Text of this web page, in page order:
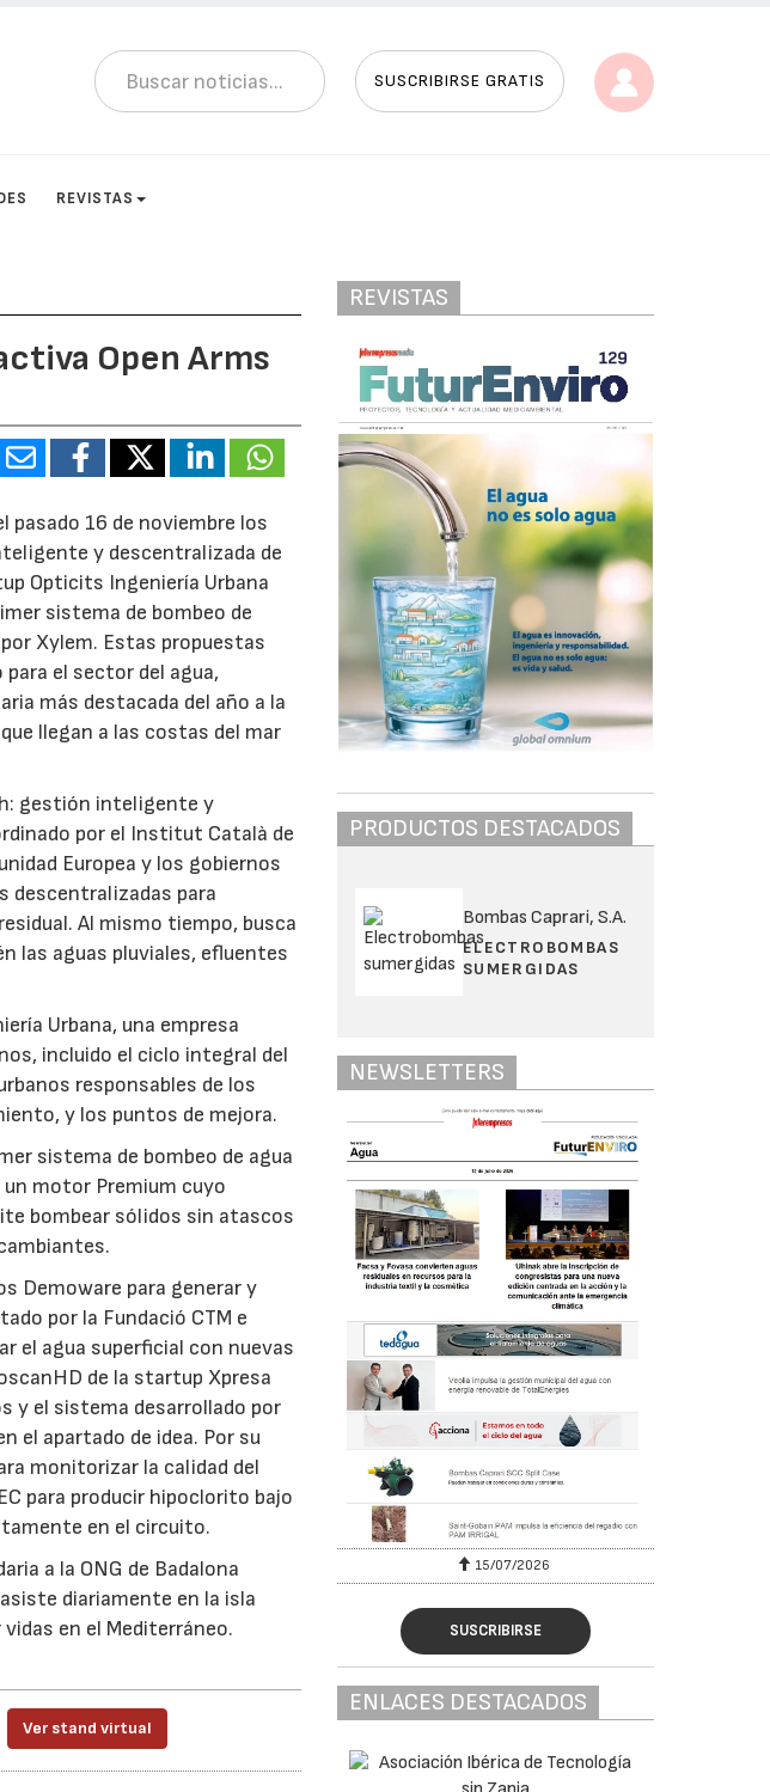
SUSCRIBIRSE GRATIS
REVISTAS
Open Arms
pasado 16 de noviembre los
y descentralizada de
Opticits Ingeniería Urbana
sistema de bombeo de
Xylem. Estas propuestas
el sector del agua,
más destacada del año a la
llegan a las costas del mar
gestión inteligente y
por el Institut Català de
Europea y los gobiernos
descentralizadas para
Al mismo tiempo, busca
las aguas pluviales, efluentes
Urbana, una empresa
incluido el ciclo integral del
responsables de los
y los puntos de mejora.
sistema de bombeo de agua
motor Premium cuyo
bombear sólidos sin atascos
Demoware para generar y
por la Fundació CTM e
el agua superficial con nuevas
de la startup Xpresa
y el sistema desarrollado por
el apartado de idea. Por su
monitorizar la calidad del
para producir hipoclorito bajo
en el circuito.
a la ONG de Badalona
diariamente en la isla
en el Mediterráneo.
Ver stand virtual
REVISTAS
PRODUCTOS DESTACADOS
Bombas Caprari, S.A.
ELECTROBOMBAS
SUMERGIDAS
NEWSLETTERS
29/07/2026 15/07/2026
SUSCRIBIRSE
ENLACES DESTACADOS